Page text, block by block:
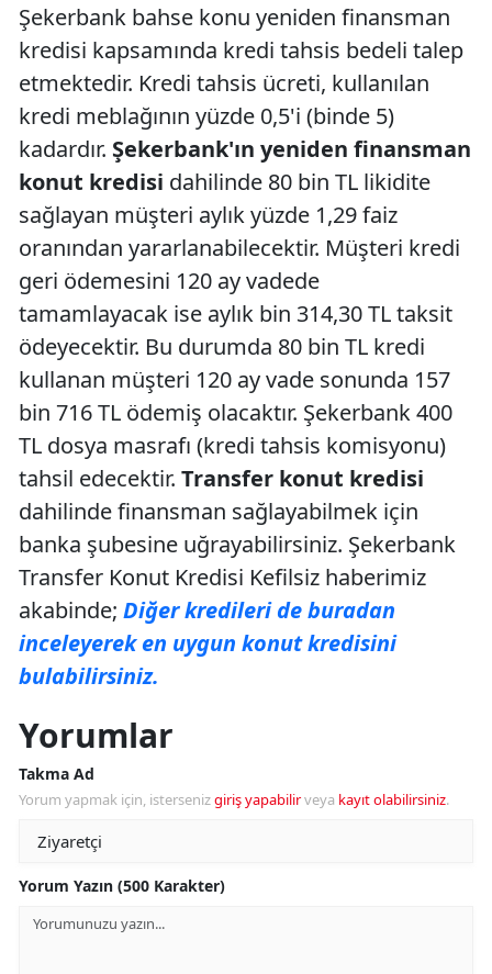
Şekerbank bahse konu yeniden finansman
kredisi kapsamında kredi tahsis bedeli talep
etmektedir. Kredi tahsis ücreti, kullanılan
kredi meblağının yüzde 0,5'i (binde 5)
kadardır. Şekerbank'ın yeniden finansman
konut kredisi dahilinde 80 bin TL likidite
sağlayan müşteri aylık yüzde 1,29 faiz
oranından yararlanabilecektir. Müşteri kredi
geri ödemesini 120 ay vadede
tamamlayacak ise aylık bin 314,30 TL taksit
ödeyecektir. Bu durumda 80 bin TL kredi
kullanan müşteri 120 ay vade sonunda 157
bin 716 TL ödemiş olacaktır. Şekerbank 400
TL dosya masrafı (kredi tahsis komisyonu)
tahsil edecektir. Transfer konut kredisi
dahilinde finansman sağlayabilmek için
banka şubesine uğrayabilirsiniz. Şekerbank
Transfer Konut Kredisi Kefilsiz haberimiz
akabinde; Diğer kredileri de buradan
inceleyerek en uygun konut kredisini
bulabilirsiniz.
Yorumlar
Takma Ad
Yorum yapmak için, istersenizgiriş yapabilirveya kayıt olabilirsiniz.
Yorum Yazın (500 Karakter)